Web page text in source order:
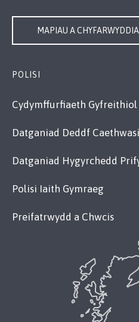
MAPIAU A
POLISI
Cydymffurfiaeth Gyfreithiol
Datganiad Deddf
Datganiad Hygyrchedd
Polisi Iaith Gymraeg
Preifatrwydd a Chwcis